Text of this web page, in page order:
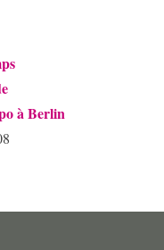
à Berlin